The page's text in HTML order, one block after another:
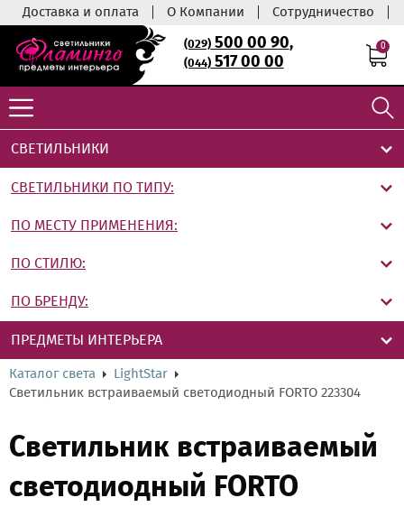
Доставка и оплата О Компании Сотрудничество
(029)500 00 90,
(044)517 00 00
0
СВЕТИЛЬНИКИ
СВЕТИЛЬНИКИ ПО ТИПУ:
ПО МЕСТУ ПРИМЕНЕНИЯ:
ПО СТИЛЮ:
ПО БРЕНДУ:
ПРЕДМЕТЫ ИНТЕРЬЕРА
Каталог света
LightStar
Светильник встраиваемый светодиодный FORTO 223304
Светильник встраиваемый
светодиодный FORTO